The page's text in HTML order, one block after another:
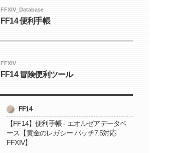
FFXIV_Database
FF14 便利手帳
FFXIV
FF14 冒険便利ツール
FF14
【FF14】便利手帳 - エオルゼアデータベ
ース【黄金のレガシー パッチ7.5対応
FFXIV】